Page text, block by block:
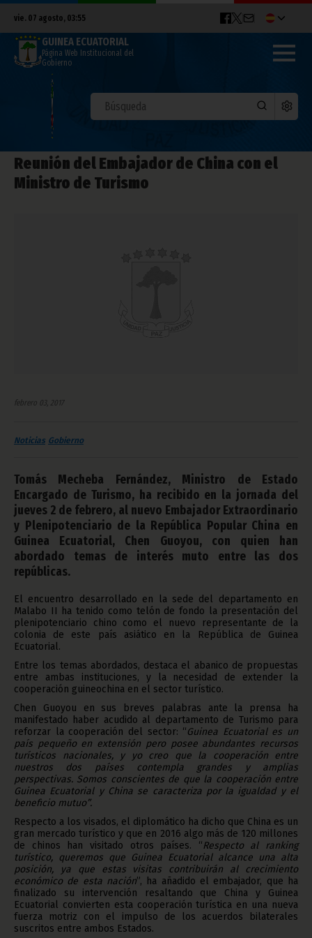
vie. 07 agosto, 03:55
GUINEA ECUATORIAL
Página Web Institucional del
Gobierno
Reunión del Embajador de China con el
Ministro de Turismo
febrero 03, 2017
Noticias Gobierno
Tomás Mecheba Fernández, Ministro de Estado
Encargado de Turismo, ha recibido en la jornada del
jueves 2 de febrero, al nuevo Embajador Extraordinario
y Plenipotenciario de la República Popular China en
Guinea Ecuatorial, Chen Guoyou, con quien han
abordado temas de interés muto entre las dos
repúblicas.
El encuentro desarrollado en la sede del departamento en
Malabo II ha tenido como telón de fondo la presentación del
plenipotenciario chino como el nuevo representante de la
colonia de este país asiático en la República de Guinea
Ecuatorial.
Entre los temas abordados, destaca el abanico de propuestas
entre ambas instituciones, y la necesidad de extender la
cooperación guineochina en el sector turístico.
Chen Guoyou en sus breves palabras ante la prensa ha
manifestado haber acudido al departamento de Turismo para
reforzar la cooperación del sector: “Guinea Ecuatorial es un
país pequeño en extensión pero posee abundantes recursos
turísticos nacionales, y yo creo que la cooperación entre
nuestros dos países contempla grandes y amplias
perspectivas. Somos conscientes de que la cooperación entre
Guinea Ecuatorial y China se caracteriza por la igualdad y el
beneficio mutuo”.
Respecto a los visados, el diplomático ha dicho que China es un
gran mercado turístico y que en 2016 algo más de 120 millones
de chinos han visitado otros países. “Respecto al ranking
turístico, queremos que Guinea Ecuatorial alcance una alta
posición, ya que estas visitas contribuirán al crecimiento
económico de esta nación”, ha añadido el embajador, que ha
finalizado su intervención resaltando que China y Guinea
Ecuatorial convierten esta cooperación turística en una nueva
fuerza motriz con el impulso de los acuerdos bilaterales
suscritos entre ambos Estados.